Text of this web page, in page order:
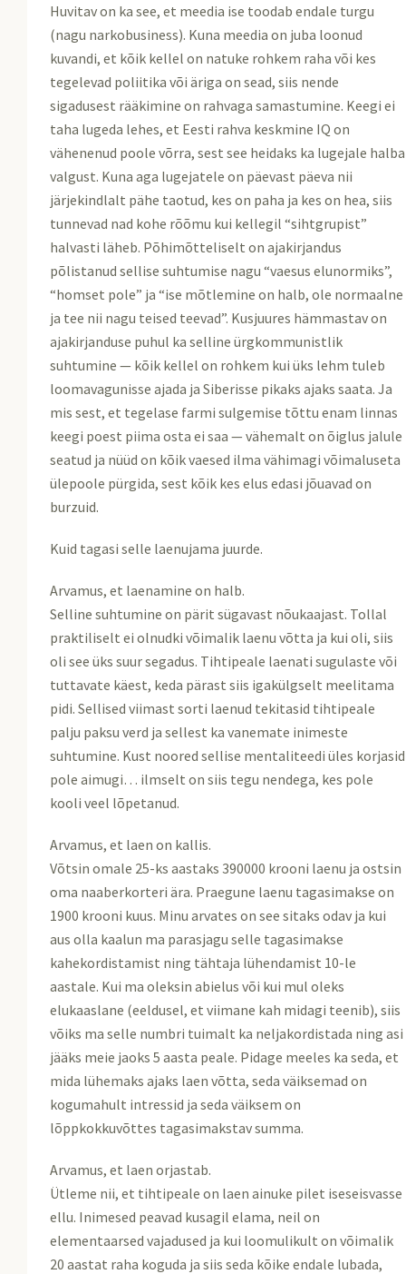
Huvitav on ka see, et meedia ise toodab endale turgu
(nagu narkobusiness). Kuna meedia on juba loonud
kuvandi, et kõik kellel on natuke rohkem raha või kes
tegelevad poliitika või äriga on sead, siis nende
sigadusest rääkimine on rahvaga samastumine. Keegi ei
taha lugeda lehes, et Eesti rahva keskmine IQ on
vähenenud poole võrra, sest see heidaks ka lugejale halba
valgust. Kuna aga lugejatele on päevast päeva nii
järjekindlalt pähe taotud, kes on paha ja kes on hea, siis
tunnevad nad kohe rõõmu kui kellegil “sihtgrupist”
halvasti läheb. Põhimõtteliselt on ajakirjandus
põlistanud sellise suhtumise nagu “vaesus elunormiks”,
“homset pole” ja “ise mõtlemine on halb, ole normaalne
ja tee nii nagu teised teevad”. Kusjuures hämmastav on
ajakirjanduse puhul ka selline ürgkommunistlik
suhtumine — kõik kellel on rohkem kui üks lehm tuleb
loomavagunisse ajada ja Siberisse pikaks ajaks saata. Ja
mis sest, et tegelase farmi sulgemise tõttu enam linnas
keegi poest piima osta ei saa — vähemalt on õiglus jalule
seatud ja nüüd on kõik vaesed ilma vähimagi võimaluseta
ülepoole pürgida, sest kõik kes elus edasi jõuavad on
burzuid.
Kuid tagasi selle laenujama juurde.
Arvamus, et laenamine on halb.
Selline suhtumine on pärit sügavast nõukaajast. Tollal
praktiliselt ei olnudki võimalik laenu võtta ja kui oli, siis
oli see üks suur segadus. Tihtipeale laenati sugulaste või
tuttavate käest, keda pärast siis igakülgselt meelitama
pidi. Sellised viimast sorti laenud tekitasid tihtipeale
palju paksu verd ja sellest ka vanemate inimeste
suhtumine. Kust noored sellise mentaliteedi üles korjasid
pole aimugi… ilmselt on siis tegu nendega, kes pole
kooli veel lõpetanud.
Arvamus, et laen on kallis.
Võtsin omale 25-ks aastaks 390000 krooni laenu ja ostsin
oma naaberkorteri ära. Praegune laenu tagasimakse on
1900 krooni kuus. Minu arvates on see sitaks odav ja kui
aus olla kaalun ma parasjagu selle tagasimakse
kahekordistamist ning tähtaja lühendamist 10-le
aastale. Kui ma oleksin abielus või kui mul oleks
elukaaslane (eeldusel, et viimane kah midagi teenib), siis
võiks ma selle numbri tuimalt ka neljakordistada ning asi
jääks meie jaoks 5 aasta peale. Pidage meeles ka seda, et
mida lühemaks ajaks laen võtta, seda väiksemad on
kogumahult intressid ja seda väiksem on
lõppkokkuvõttes tagasimakstav summa.
Arvamus, et laen orjastab.
Ütleme nii, et tihtipeale on laen ainuke pilet iseseisvasse
ellu. Inimesed peavad kusagil elama, neil on
elementaarsed vajadused ja kui loomulikult on võimalik
20 aastat raha koguda ja siis seda kõike endale lubada,